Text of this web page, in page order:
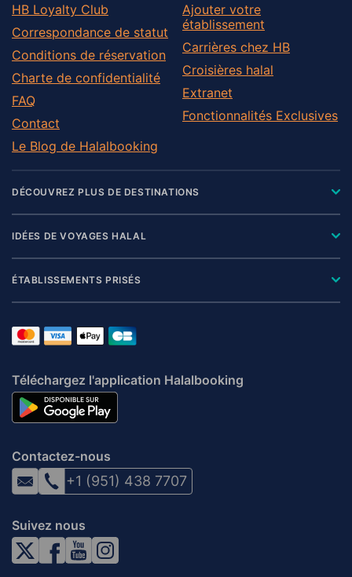
HB Loyalty Club
Correspondance de statut
Conditions de réservation
Charte de confidentialité
FAQ
Contact
Le Blog de Halalbooking
Ajouter votre
établissement
Carrières chez HB
Croisières halal
Extranet
Fonctionnalités Exclusives
DÉCOUVREZ PLUS DE DESTINATIONS
IDÉES DE VOYAGES HALAL
ÉTABLISSEMENTS PRISÉS
Téléchargez l'application Halalbooking
Contactez-nous
+1 (951) 438 7707
Suivez nous